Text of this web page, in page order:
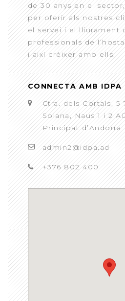
de 30 anys en el
per oferir als nostres
el servei i el lliurament
professionals de
i així créixer amb ells.
CONNECTA AMB IDPA
Ctra. dels Cortals,
Solana, Naus 1 i 2
Principat d’Andorra
admin2@idpa.ad
+376 802 400